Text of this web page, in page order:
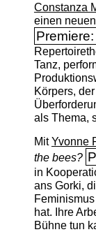
Constanza
einen
Tanz,
Körpers,
als Thema,
MitYvonne
the bees?
in
ans Gorki,
hat. Ihre
Bühne tun